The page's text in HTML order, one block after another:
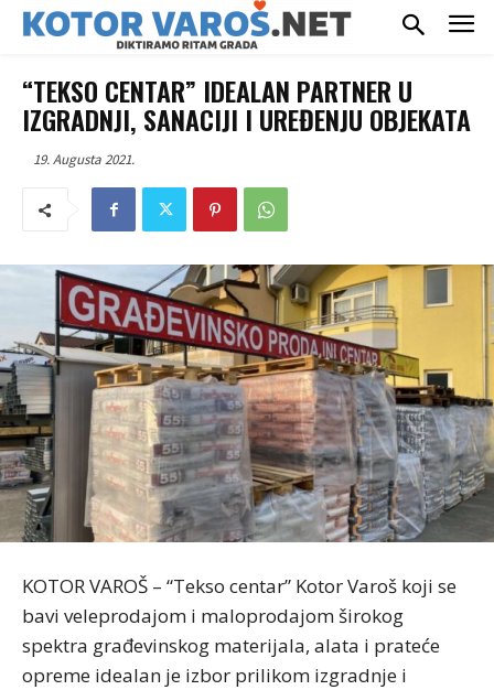
“TEKSO CENTAR” IDEALAN PARTNER U
IZGRADNJI, SANACIJI I UREĐENJU OBJEKATA
19. Augusta 2021.
KOTOR VAROŠ – “Tekso centar” Kotor Varoš koji se
bavi veleprodajom i maloprodajom širokog
spektra građevinskog materijala, alata i prateće
opreme idealan je izbor prilikom izgradnje i